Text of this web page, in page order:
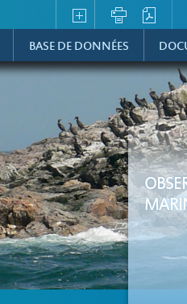
BASE DE DONNÉES